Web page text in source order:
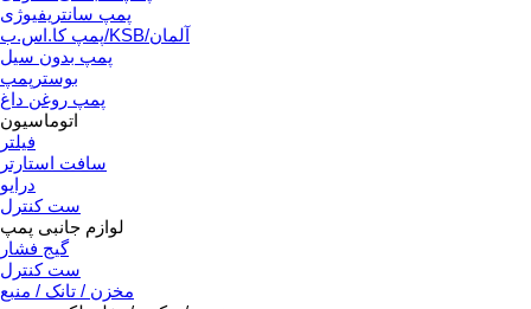
پمپ سانتریفیوژی
پمپ کا.اس.ب/KSB/آلمان
پمپ بدون سیل
بوسترپمپ
پمپ روغن داغ
اتوماسیون
فیلتر
سافت استارتر
درایو
ست کنترل
لوازم جانبی پمپ
گیج فشار
ست کنترل
مخزن / تانک / منبع